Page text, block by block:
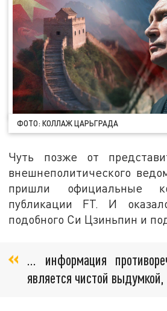
ФОТО: КОЛЛАЖ ЦАРЬГРАДА
Чуть позже от
внешнеполитического
пришли официальные
публикации FT. И
подобного Си Цзиньпин и
… информация
является чистой выдумкой,